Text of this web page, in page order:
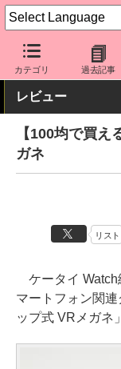
カテゴリ 過去記事
ケータイ Watch 周
レビュー
【100均で買
ガネ
リスト
ケータイ Watch
マートフォン関
ップ式 VRメガネ